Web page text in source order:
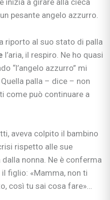
inizia a girare alla cieca
pesante angelo azzurro.
riporto al suo stato di palla
l’aria, il respiro. Ne ho quasi
“l’angelo azzurro” mi
Quella palla – dice – non
come può continuare a
aveva colpito il bambino
rispetto alle sue
nonna. Ne è conferma
figlio: «Mamma, non ti
così tu sai cosa fare»…